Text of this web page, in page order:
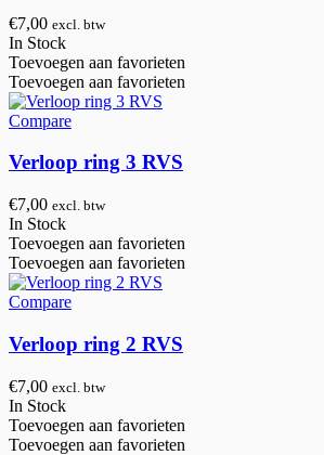
€7,00 excl. btw
In Stock
Toevoegen aan favorieten
Toevoegen aan favorieten
Compare
Verloop ring 3 RVS
€7,00 excl. btw
In Stock
Toevoegen aan favorieten
Toevoegen aan favorieten
Compare
Verloop ring 2 RVS
€7,00 excl. btw
In Stock
Toevoegen aan favorieten
Toevoegen aan favorieten